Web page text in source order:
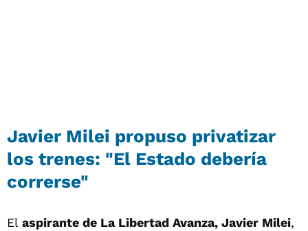
Javier Milei propuso privatizar
los trenes: "El Estado debería
correrse"
El aspirante de La Libertad Avanza, Javier Milei,